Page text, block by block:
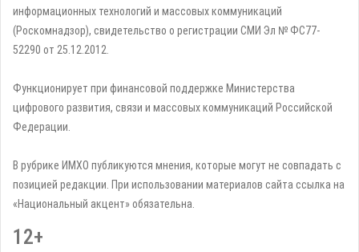
информационных технологий и массовых коммуникаций
(Роскомнадзор), свидетельство о регистрации СМИ Эл № ФС77-
52290 от 25.12.2012.
Функционирует при финансовой поддержке Министерства
цифрового развития, связи и массовых коммуникаций Российской
Федерации.
В рубрике ИМХО публикуются мнения, которые могут не совпадать с
позицией редакции. При использовании материалов сайта ссылка на
«Национальный акцент» обязательна.
12+